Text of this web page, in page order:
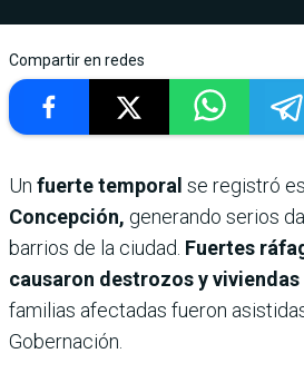
Compartir en redes
Un fuerte temporal se registró
Concepción, generando serios
barrios de la ciudad. Fuertes
causaron destrozos y
familias afectadas fueron
Gobernación.